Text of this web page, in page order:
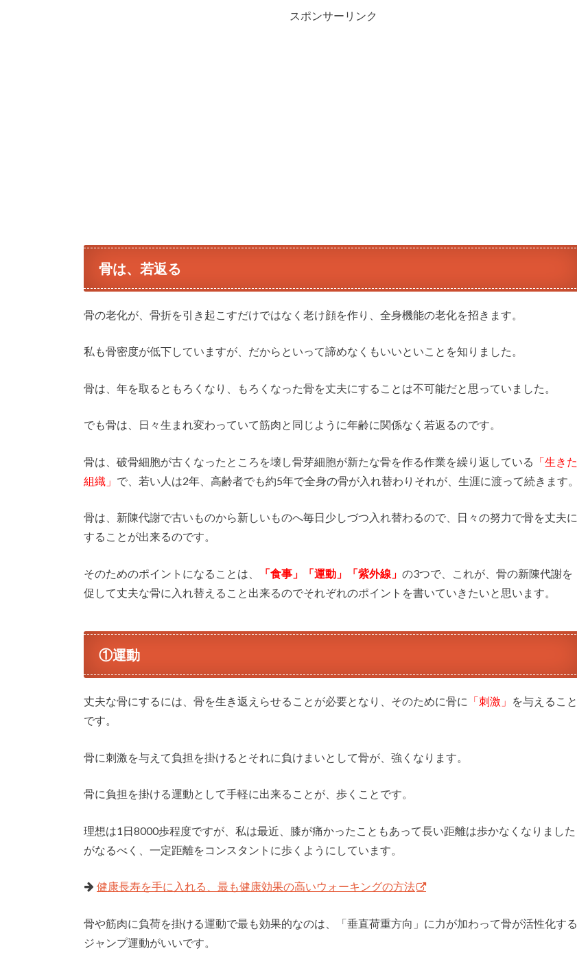
スポンサーリンク
骨は、若返る
骨の老化が、骨折を引き起こすだけではなく老け顔を作り、全身機能の老化を招きます。
私も骨密度が低下していますが、だからといって諦めなくもいいといことを知りました。
骨は、年を取るともろくなり、もろくなった骨を丈夫にすることは不可能だと思っていました。
でも骨は、日々生まれ変わっていて筋肉と同じように年齢に関係なく若返るのです。
骨は、破骨細胞が古くなったところを壊し骨芽細胞が新たな骨を作る作業を繰り返している 「生きた
組織」 で、若い人は2年、高齢者でも約5年で全身の骨が入れ替わりそれが、生涯に渡って続きます。
骨は、新陳代謝で古いものから新しいものへ毎日少しづつ入れ替わるので、日々の努力で骨を丈夫に
することが出来るのです。
そのためのポイントになることは、 「食事」「運動」「紫外線」 の3つで、これが、骨の新陳代謝を
促して丈夫な骨に入れ替えること出来るのでそれぞれのポイントを書いていきたいと思います。
①運動
丈夫な骨にするには、骨を生き返えらせることが必要となり、そのために骨に 「刺激」 を与えること
です。
骨に刺激を与えて負担を掛けるとそれに負けまいとして骨が、強くなります。
骨に負担を掛ける運動として手軽に出来ることが、歩くことです。
理想は1日8000歩程度ですが、私は最近、膝が痛かったこともあって長い距離は歩かなくなりました
がなるべく、一定距離をコンスタントに歩くようにしています。
健康長寿を手に入れる、最も健康効果の高いウォーキングの方法
骨や筋肉に負荷を掛ける運動で最も効果的なのは、「垂直荷重方向」に力が加わって骨が活性化する
ジャンプ運動がいいです。